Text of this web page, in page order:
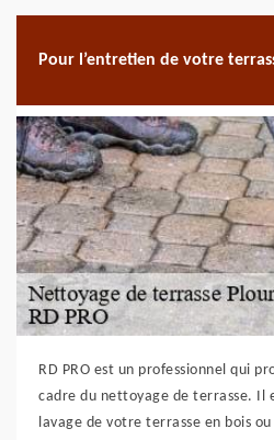
Pour l’entretien de votre
RD PRO est un professionnel qui
cadre du nettoyage de terrasse. Il
lavage de votre terrasse en bois